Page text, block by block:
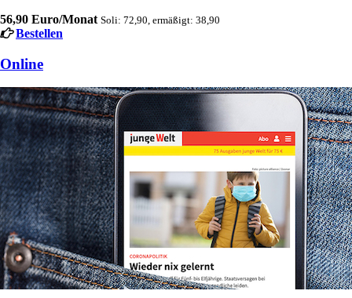
56,90 Euro/Monat Soli: 72,90, ermäßigt: 38,90
Bestellen
Online